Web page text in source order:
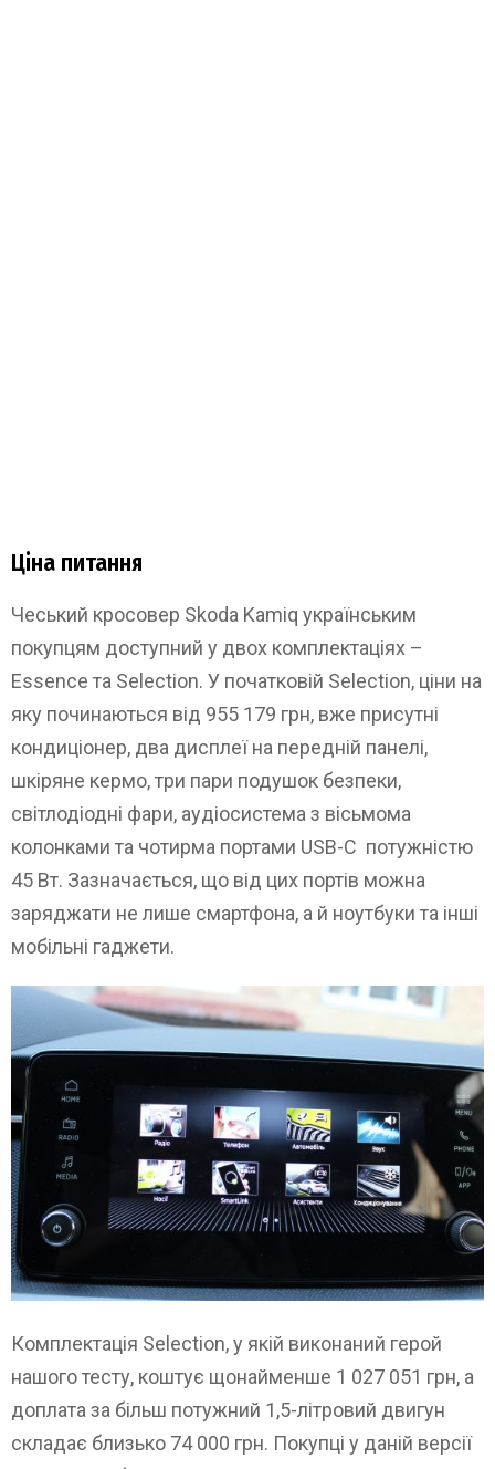
Ціна питання
Чеський кросовер Skoda Kamiq українським
покупцям доступний у двох комплектаціях –
Essence та Selection. У початковій Selection, ціни на
яку починаються від 955 179 грн, вже присутні
кондиціонер, два дисплеї на передній панелі,
шкіряне кермо, три пари подушок безпеки,
світлодіодні фари, аудіосистема з вісьмома
колонками та чотирма портами USB-C потужністю
45 Вт. Зазначається, що від цих портів можна
заряджати не лише смартфона, а й ноутбуки та інші
мобільні гаджети.
Комплектація Selection, у якій виконаний герой
нашого тесту, коштує щонайменше 1 027 051 грн, а
доплата за більш потужний 1,5-літровий двигун
складає близько 74 000 грн. Покупці у даній версії